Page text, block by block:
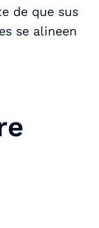
de que sus
se alineen